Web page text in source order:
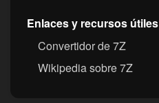
Enlaces y recursos útiles
Convertidor de 7Z
Wikipedia sobre 7Z